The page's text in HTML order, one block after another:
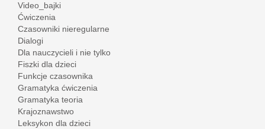
Video_bajki
Ćwiczenia
Czasowniki nieregularne
Dialogi
Dla nauczycieli i nie tylko
Fiszki dla dzieci
Funkcje czasownika
Gramatyka ćwiczenia
Gramatyka teoria
Krajoznawstwo
Leksykon dla dzieci